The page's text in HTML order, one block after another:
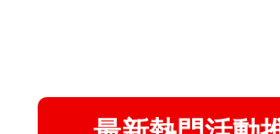
立即索取免費諮詢